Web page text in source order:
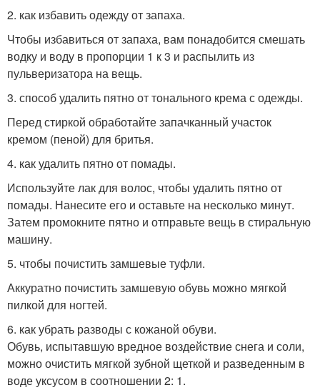
2. как избавить одежду от запаха.
Чтобы избавиться от запаха, вам понадобится смешать
водку и воду в пропорции 1 к 3 и распылить из
пульверизатора на вещь.
3. способ удалить пятно от тонального крема с одежды.
Перед стиркой обработайте запачканный участок
кремом (пеной) для бритья.
4. как удалить пятно от помады.
Используйте лак для волос, чтобы удалить пятно от
помады. Нанесите его и оставьте на несколько минут.
Затем промокните пятно и отправьте вещь в стиральную
машину.
5. чтобы почистить замшевые туфли.
Аккуратно почистить замшевую обувь можно мягкой
пилкой для ногтей.
6. как убрать разводы с кожаной обуви.
Обувь, испытавшую вредное воздействие снега и соли,
можно очистить мягкой зубной щеткой и разведенным в
воде уксусом в соотношении 2: 1.